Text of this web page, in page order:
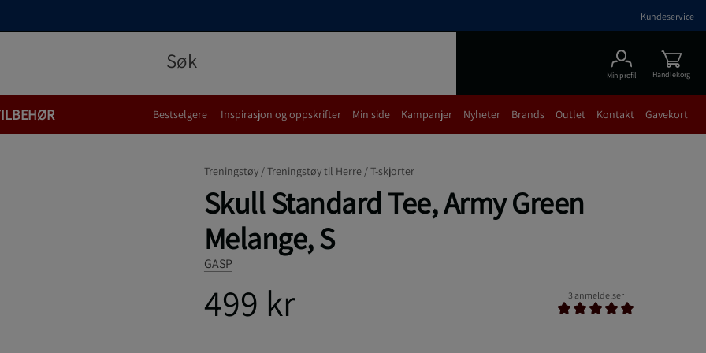
Kundeservice
Min profil Handlekorg
Bestselgere Inspirasjon og oppskrifter Min side Kampanjer Nyheter Brands Outlet Kontakt Gavekort
Treningstøy /Treningstøy til Herre /T-skjorter
Skull Standard Tee, Army Green
Melange, S
GASP
499 kr 3 anmeldelser